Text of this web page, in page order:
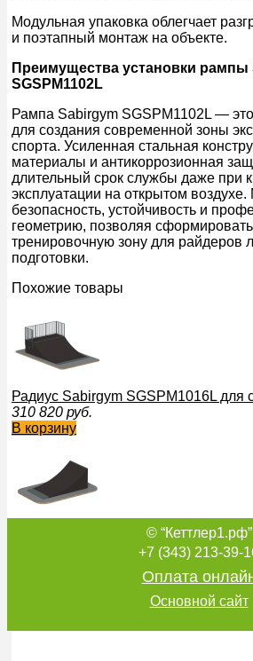
Модульная упаковка облегчает
и поэтапный монтаж на объекте.
Преимущества установки рампы
SGSPM1102L
Рампа Sabirgym SGSPM1102L —
для создания современной зоны
спорта. Усиленная стальная
материалы и антикоррозионная
длительный срок службы даже при
эксплуатации на открытом воздухе.
безопасность, устойчивость и
геометрию, позволяя
тренировочную зону для райдеров
подготовки.
Похожие товары
Радиус Sabirgym SGSPM1016L для
310 820 руб.
В корзину
Кикер радиус Sabirgym© “Кеттлер1.рф”
+7 (343) 213-39-
Оплата
Основной сайт